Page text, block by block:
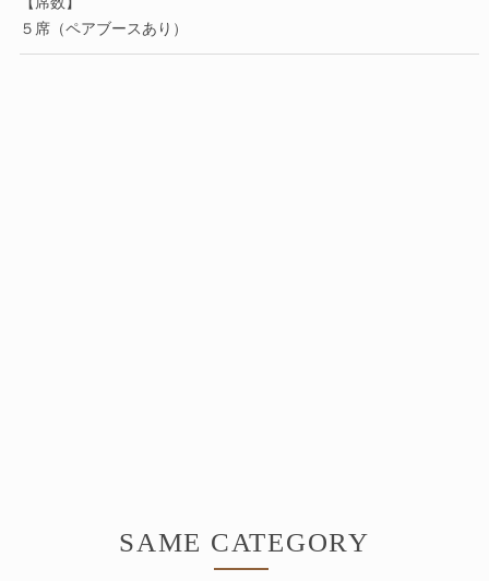
５席（ペアブースあり）
SAME CATEGORY